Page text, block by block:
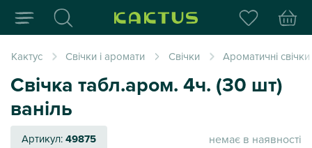
Інтернет-магазин
Кактус Свічки і аромати Свічки Ароматичні свічки
Свічка табл.аром. 4ч. (30 шт)
ваніль
Артикул:49875 немає в наявності